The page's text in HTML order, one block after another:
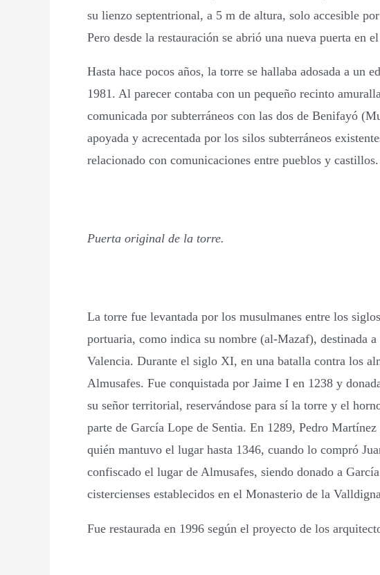
su lienzo septentrional, a 5 m de altura, solo accesible
Pero desde la restauración se abrió una nueva puerta en
Hasta hace pocos años, la torre se hallaba adosada a
1981. Al parecer contaba con un pequeño recinto
comunicada por subterráneos con las dos de Benifayó
apoyada y acrecentada por los silos subterráneos
relacionado con comunicaciones entre pueblos y castillos.
Puerta original de la torre.
La torre fue levantada por los musulmanes entre los
portuaria, como indica su nombre (al-Mazaf), destinada
Valencia. Durante el siglo XI, en una batalla contra los
Almusafes. Fue conquistada por Jaime I en 1238 y
su señor territorial, reservándose para sí la torre y el
parte de García Lope de Sentia. En 1289, Pedro
quién mantuvo el lugar hasta 1346, cuando lo compró
confiscado el lugar de Almusafes, siendo donado a
cistercienses establecidos en el Monasterio de la
Fue restaurada en 1996 según el proyecto de los